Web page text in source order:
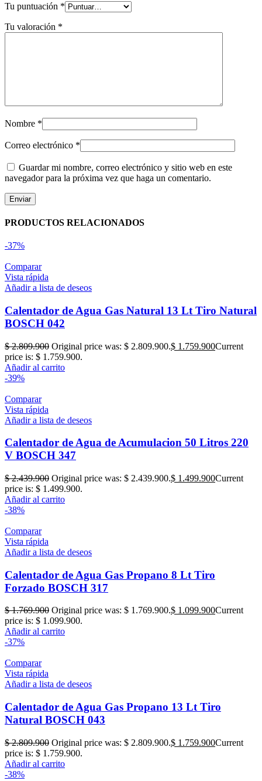
Tu puntuación *
Tu valoración *
Nombre *
Correo electrónico *
Guardar mi nombre, correo electrónico y sitio web en este
navegador para la próxima vez que haga un comentario.
PRODUCTOS RELACIONADOS
-37%
Comparar
Vista rápida
Añadir a lista de deseos
Calentador de Agua Gas Natural 13 Lt Tiro Natural
BOSCH 042
$2.809.900 Original price was: $ 2.809.900.$ 1.759.900Current
price is: $ 1.759.900.
Añadir al carrito
-39%
Comparar
Vista rápida
Añadir a lista de deseos
Calentador de Agua de Acumulacion 50 Litros 220
V BOSCH 347
$2.439.900 Original price was: $ 2.439.900.$ 1.499.900Current
price is: $ 1.499.900.
Añadir al carrito
-38%
Comparar
Vista rápida
Añadir a lista de deseos
Calentador de Agua Gas Propano 8 Lt Tiro
Forzado BOSCH 317
$1.769.900 Original price was: $ 1.769.900.$ 1.099.900Current
price is: $ 1.099.900.
Añadir al carrito
-37%
Comparar
Vista rápida
Añadir a lista de deseos
Calentador de Agua Gas Propano 13 Lt Tiro
Natural BOSCH 043
$2.809.900 Original price was: $ 2.809.900.$ 1.759.900Current
price is: $ 1.759.900.
Añadir al carrito
-38%